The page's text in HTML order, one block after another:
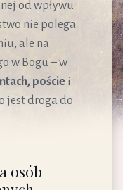
od wpływu
nie polega
ale na
w Bogu – w
poście i
jest droga do
osób